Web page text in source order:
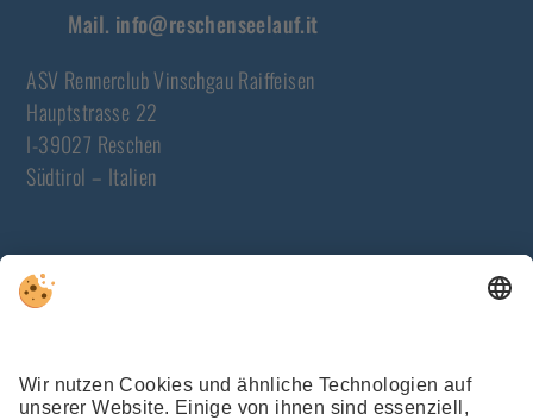
Mail. info@reschenseelauf.it
ASV Rennerclub Vinschgau Raiffeisen
Hauptstrasse 22
I-39027 Reschen
Südtirol – Italien